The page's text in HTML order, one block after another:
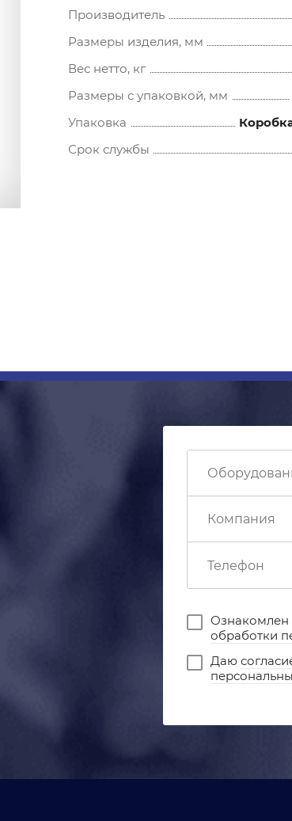
Производитель
Размеры изделия, мм
Вес нетто, кг
Размеры с упаковкой, мм
Упаковка
Срок службы
Ознакомлен
обработки
Даю